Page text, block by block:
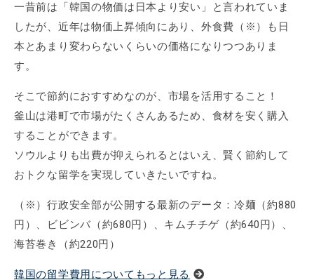
一昔前は「韓国の物価は日本より安い」と言われていま
したが、近年は物価上昇傾向にあり、外食費（※）も日
本とあまり変わらないくらいの価格になりつつありま
す。
そこで節約におすすめなのが、市場を活用すること！
釜山は港町で市場がたくさんあるため、食材を安く購入
することができます。
ソウルよりも出費が抑えられるとはいえ、賢く節約して
おトクな留学を実現していきたいですね。
（※）行政安全部が公開する最新のデータ：冷麺（約880
円）、ビビンバ（約680円）、キムチチゲ（約640円）、
海苔巻き（約220円）
韓国の留学費用についてもっと見る